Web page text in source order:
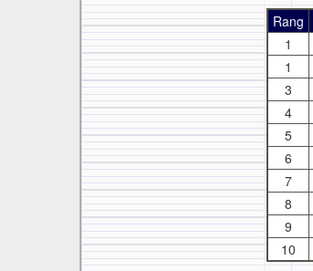
Rang
1
1
3
4
5
6
7
8
9
10